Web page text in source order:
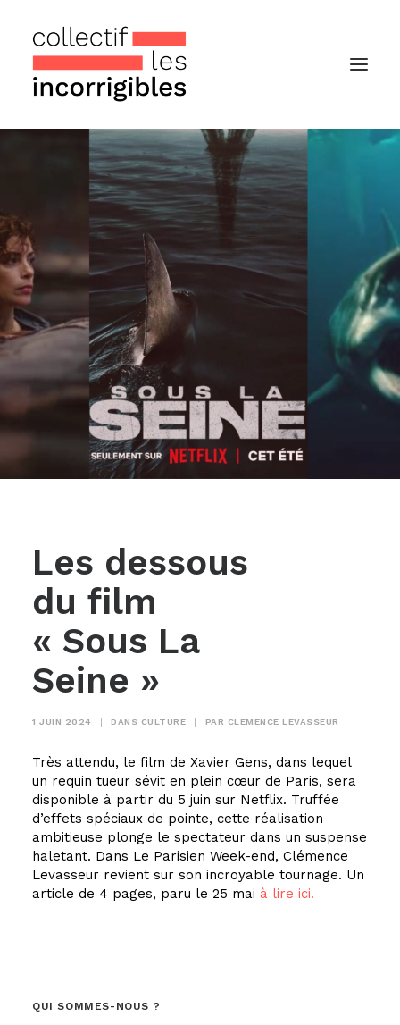
Le collectif
Nos actualités
Notre « Incolettre » mensuelle
Recherche
Les dessous
du film
« Sous La
Seine »
1 JUIN 2024 | DANS CULTURE | PAR CLÉMENCE LEVASSEUR
Très attendu, le film de Xavier Gens, dans lequel
un requin tueur sévit en plein cœur de Paris, sera
disponible à partir du 5 juin sur Netflix. Truffée
d’effets spéciaux de pointe, cette réalisation
ambitieuse plonge le spectateur dans un suspense
haletant. Dans Le Parisien Week-end, Clémence
Levasseur revient sur son incroyable tournage. Un
article de 4 pages, paru le 25 mai à lire ici.
QUI SOMMES-NOUS ?